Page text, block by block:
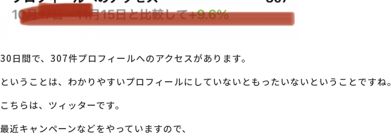
30日間で、307件プロフィールへのアクセスがあります。
ということは、わかりやすいプロフィールにしていないともったいないということですね。
こちらは、ツィッターです。
最近キャンペーンなどをやっていますので、